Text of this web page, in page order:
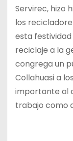
Servirec, hizo
los
esta
reciclaje a la
congrega un
Collahuasi a
importante al
trabajo como